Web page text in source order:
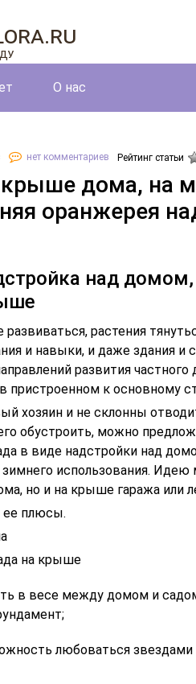
О нас
нет комментариев Рейтинг статьи
дома, на
оранжерея
над домом,
растения
и навыки, и даже здания и
развития
пристроенном к основному
хозяин и не склонны
обустроить, можно
в виде надстройки над
использования. Идею
но и на крыше гаража или
ее плюсы.
на крыше
в весе между домом и
любоваться звездами